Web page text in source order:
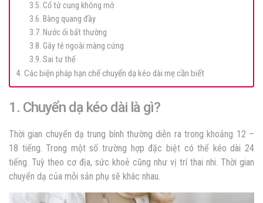
3.5. Cổ tử cung không mở
3.6. Bàng quang đầy
3.7. Nước ối bất thường
3.8. Gây tê ngoài màng cứng
3.9. Sai tư thế
4. Các biện pháp hạn chế chuyển dạ kéo dài mẹ cần biết
1. Chuyển dạ kéo dài là gì?
Thời gian chuyển dạ trung bình thường diễn ra trong khoảng 12 –
18 tiếng. Trong một số trường hợp đặc biệt có thể kéo dài 24
tiếng. Tuỳ theo cơ địa, sức khoẻ cũng như vị trí thai nhi. Thời gian
chuyển dạ của mỗi sản phụ sẽ khác nhau.